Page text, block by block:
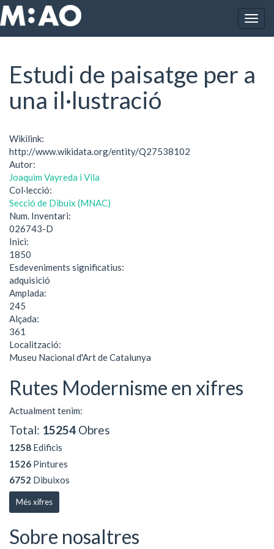
Vés al contingut
Inici Estudi de paisatge per a una il·lustració
Estudi de paisatge per a
una il·lustració
Wikilink:
http://www.wikidata.org/entity/Q27538102
Autor:
Joaquim Vayreda i Vila
Col·lecció:
Secció de Dibuix (MNAC)
Num. Inventari:
026743-D
Inici:
1850
Esdeveniments significatius:
adquisició
Amplada:
245
Alçada:
361
Localització:
Museu Nacional d'Art de Catalunya
Rutes Modernisme en xifres
Actualment tenim:
Total: 15254 Obres
1258 Edificis
1526 Pintures
6752 Dibuixos
Més xifres
Sobre nosaltres